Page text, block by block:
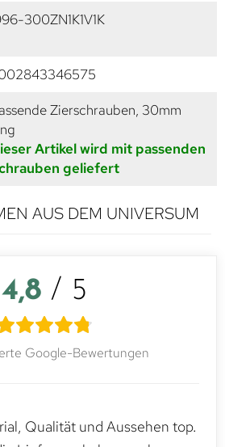
300ZN1K1V1K
Zierschrauben, 30mm
Artikel wird mit passenden
geliefert
AUS DEM UNIVERSUM
4,8 / 5
Google-Bewertungen
Qualität und Aussehen top.